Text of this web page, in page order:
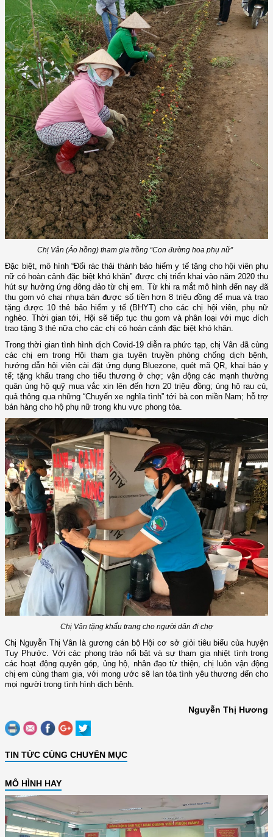
Chị Vân (Áo hồng) tham gia trồng “Con đường hoa phụ nữ”
Đặc biệt, mô hình “Đổi rác thải thành bảo hiểm y tế tặng cho hội viên phụ
nữ có hoàn cảnh đặc biệt khó khăn” được chị triển khai vào năm 2020 thu
hút sự hưởng ứng đông đảo từ chị em. Từ khi ra mắt mô hình đến nay đã
thu gom vỏ chai nhựa bán được số tiền hơn 8 triệu đồng để mua và trao
tặng được 10 thẻ bảo hiểm y tế (BHYT) cho các chị hội viên, phụ nữ
nghèo. Thời gian tới, Hội sẽ tiếp tục thu gom và phân loại với mục đích
trao tặng 3 thẻ nữa cho các chị có hoàn cảnh đặc biệt khó khăn.
Trong thời gian tình hình dịch Covid-19 diễn ra phức tạp, chị Vân đã cùng
các chị em trong Hội tham gia tuyên truyền phòng chống dịch bệnh,
hướng dẫn hội viên cài đặt ứng dụng Bluezone, quét mã QR, khai báo y
tế; tặng khẩu trang cho tiểu thương ở chợ; vận động các mạnh thường
quân ủng hộ quỹ mua vắc xin lên đến hơn 20 triệu đồng; ủng hộ rau củ,
quả thông qua những “Chuyến xe nghĩa tình” tới bà con miền Nam; hỗ trợ
bán hàng cho hộ phụ nữ trong khu vực phong tỏa.
Chị Vân tặng khẩu trang cho người dân đi chợ
Chị Nguyễn Thị Vân là gương cán bộ Hội cơ sở giỏi tiêu biểu của huyện
Tuy Phước. Với các phong trào nổi bật và sự tham gia nhiệt tình trong
các hoạt động quyên góp, ủng hộ, nhân đạo từ thiện, chị luôn vận động
chị em cùng tham gia, với mong ước sẽ lan tỏa tình yêu thương đến cho
mọi người trong tình hình dịch bệnh.
Nguyễn Thị Hương
TIN TỨC CÙNG CHUYÊN MỤC
MÔ HÌNH HAY